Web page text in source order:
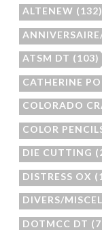
ALTENEW (132)
ATSM DT (103)
CATHERINE
COLORADO
COLOR
DIE CUTTING
DISTRESS OX
DIVERS/
DOTMCC DT